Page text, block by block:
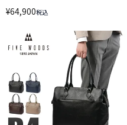
¥64,900税込